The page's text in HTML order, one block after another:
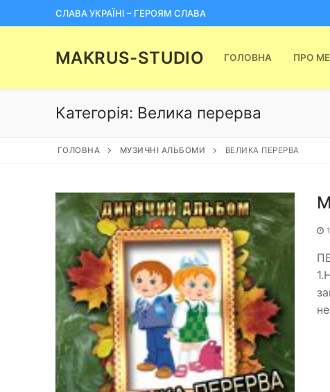
до
СЛАВА УКРАЇНІ – ГЕРОЯМ СЛАВА
MAKRUS-STUDIO ГОЛОВНА ПРО
Категорія: Велика перерва
ГОЛОВНА МУЗИЧНІ АЛЬБОМИ ВЕЛИКА ПЕРЕРВА